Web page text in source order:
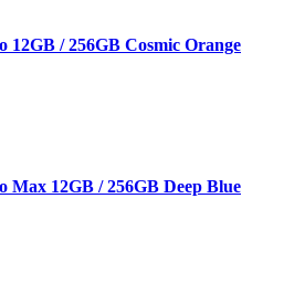
12GB / 256GB Cosmic Orange
Max 12GB / 256GB Deep Blue